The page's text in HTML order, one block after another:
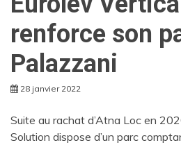
renforce son
Palazzani
28 janvier 2022
Suite au rachat d’Atna Loc en
Solution dispose d’un parc